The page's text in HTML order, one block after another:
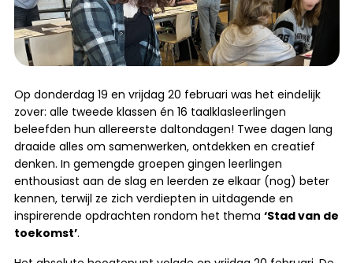
Op donderdag 19 en vrijdag 20 februari was het eindelijk
zover: alle tweede klassen én 16 taalklasleerlingen
beleefden hun allereerste daltondagen! Twee dagen lang
draaide alles om samenwerken, ontdekken en creatief
denken. In gemengde groepen gingen leerlingen
enthousiast aan de slag en leerden ze elkaar (nog) beter
kennen, terwijl ze zich verdiepten in uitdagende en
inspirerende opdrachten rondom het thema ‘Stad van de
toekomst’.